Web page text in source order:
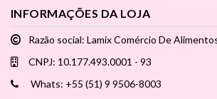
INFORMAÇÕES DA LOJA
Razão social: Lamix Comércio De
CNPJ: 10.177.493.0001 - 93
Whats: +55 (51) 9 9506-8003